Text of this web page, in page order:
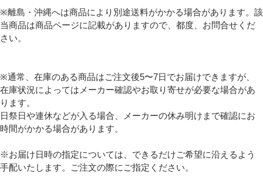
※離島・沖縄へは商品により別途送料がかかる場合があります。該
当商品は商品ページに記載がありますので、都度、お問合せくだ
さい。
※通常、在庫のある商品はご注文後5〜7日でお届けできますが、
在庫状況によってはメーカー確認やお取り寄せが必要な場合があ
ります。
日祭日や連休などが入る場合、メーカーの休み明けまで確認にお
時間がかかる場合があります。
※お届け日時の指定については、できるだけご希望に沿えるよう
手配いたします。ご注文の際にご指定ください。